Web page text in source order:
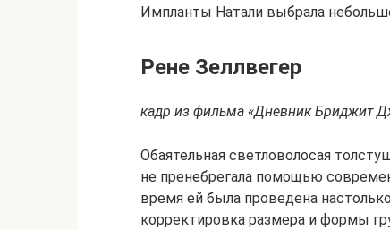
Импланты Натали выбрала
Рене Зеллвегер
кадр из фильма «Дневник Бриджит
Обаятельная светловолосая
не пренебрегала помощью
время ей была проведена
корректировка размера и формы